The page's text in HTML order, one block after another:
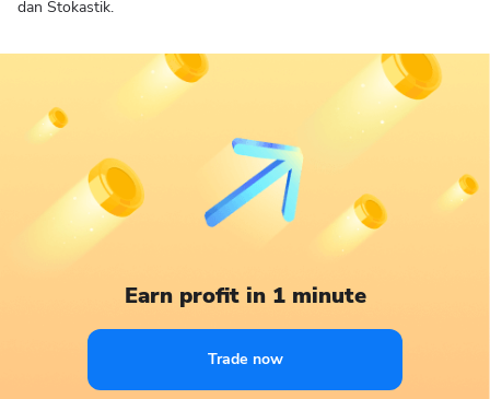
dan Stokastik.
Earn profit in 1 minute
Trade now